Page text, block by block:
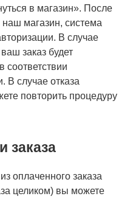
в магазин». После
наш магазин, система
В случае
заказ будет
соответствии
В случае отказа
повторить процедуру
заказа
оплаченного заказа
целиком) вы можете